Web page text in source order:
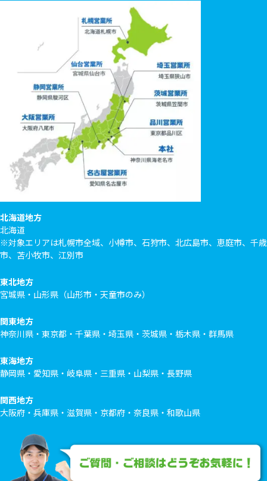
北海道地方
北海道
※対象エリアは札幌市全域、小樽市、石狩市、北広島市、恵庭市、千歳
市、苫小牧市、江別市
東北地方
宮城県・山形県（山形市・天童市のみ）
関東地方
神奈川県・東京都・千葉県・埼玉県・茨城県・栃木県・群馬県
東海地方
静岡県・愛知県・岐阜県・三重県・山梨県・長野県
関西地方
大阪府・兵庫県・滋賀県・京都府・奈良県・和歌山県